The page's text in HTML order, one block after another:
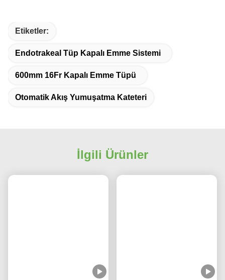
Etiketler:
Endotrakeal Tüp Kapalı Emme Sistemi
600mm 16Fr Kapalı Emme Tüpü
Otomatik Akış Yumuşatma Kateteri
İlgili Ürünler